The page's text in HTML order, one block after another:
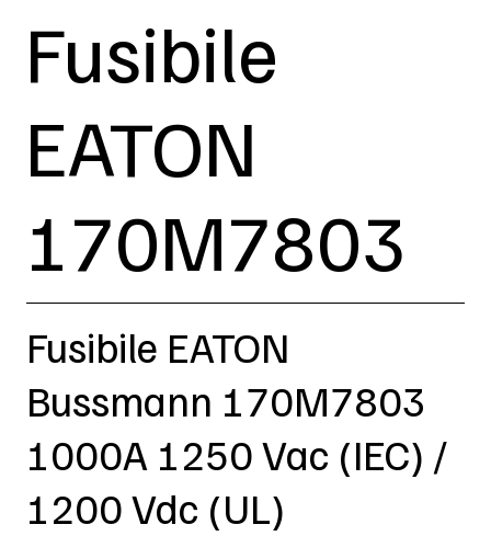
Fusibile
EATON
170M7803
Fusibile EATON
Bussmann 170M7803
1000A 1250 Vac (IEC) /
1200 Vdc (UL)